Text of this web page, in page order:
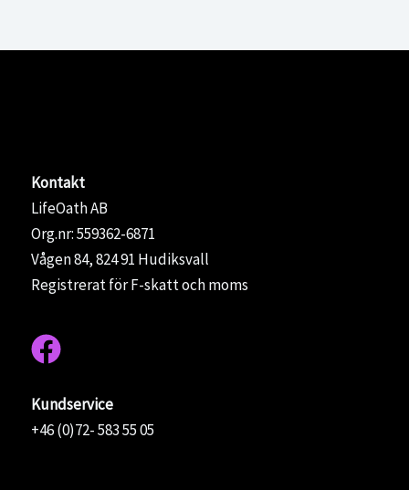
350,00 kr.250,00 kr.
Kontakt
LifeOath AB
Org.nr: 559362-6871
Vågen 84, 824 91 Hudiksvall
Registrerat för F-skatt och moms
Kundservice
+46 (0)72- 583 55 05